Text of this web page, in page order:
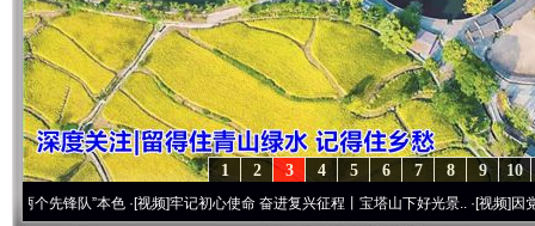
10
9
8
7
6
5
4
3
2
1
队”本色·[视频]牢记初心使命 奋进复兴征程丨宝塔山下好光景..·[视频]因党而生 为